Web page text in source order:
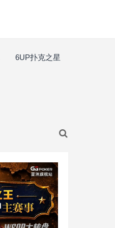
6UP扑克之星